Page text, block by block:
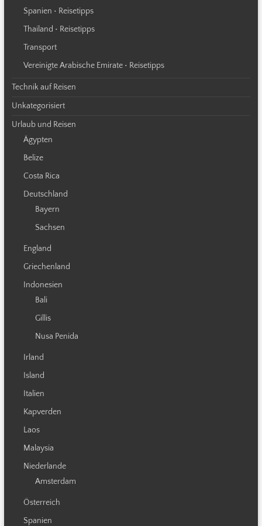
Spanien • Reisetipps
Thailand • Reisetipps
Transport
Vereinigte Arabische Emirate • Reisetipps
Technik auf Reisen
Unkategorisiert
Urlaub und Reisen
Ägypten
Belize
Costa Rica
Deutschland
Bayern
Sachsen
England
Griechenland
Indonesien
Bali
Gillis
Nusa Penida
Irland
Island
Italien
Kapverden
Laos
Malaysia
Niederlande
Amsterdam
Österreich
Spanien